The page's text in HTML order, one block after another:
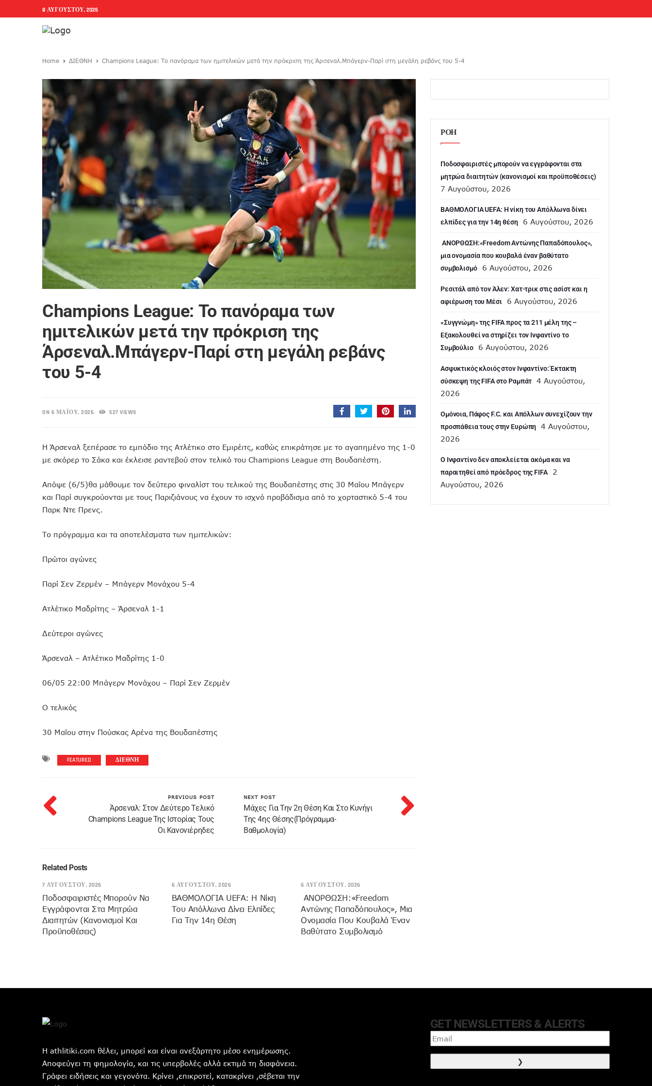
8 ΑΥΓΟΎΣΤΟΥ, 2026
Home ΔΙΕΘΝΗ Champions League: Το πανόραμα των ημιτελικών μετά την πρόκριση της Άρσεναλ.Μπάγερν-Παρί στη μεγάλη ρεβάνς του 5-4
Champions League: Το πανόραμα των
ημιτελικών μετά την πρόκριση της
Άρσεναλ.Μπάγερν-Παρί στη μεγάλη ρεβάνς
του 5-4
ON 6 ΜΑΪ́ΟΥ, 2026 527 VIEWS
Η Άρσεναλ ξεπέρασε το εμπόδιο της Ατλέτικο στο Εμιρέιτς, καθώς επικράτησε με το αγαπημένο της 1-0
με σκόρερ το Σάκα και έκλεισε ραντεβού στον τελικό του Champions League στη Βουδαπέστη.
Απόψε (6/5)θα μάθουμε τον δεύτερο φιναλίστ του τελικού της Βουδαπέστης στις 30 Μαΐου Μπάγερν
και Παρί συγκρούονται με τους Παριζιάνους να έχουν το ισχνό προβάδισμα από το χορταστικό 5-4 του
Παρκ Ντε Πρενς.
Το πρόγραμμα και τα αποτελέσματα των ημιτελικών:
Πρώτοι αγώνες
Παρί Σεν Ζερμέν – Μπάγερν Μονάχου 5-4
Ατλέτικο Μαδρίτης – Άρσεναλ 1-1
Δεύτεροι αγώνες
Άρσεναλ – Ατλέτικο Μαδρίτης 1-0
06/05 22:00 Μπάγερν Μονάχου – Παρί Σεν Ζερμέν
Ο τελικός
30 Μαΐου στην Πούσκας Αρένα της Βουδαπέστης
FEATURED ΔΙΕΘΝΗ
PREVIOUS POST
Άρσεναλ: Στον Δεύτερο Τελικό
Champions League Της Ιστορίας Τους
Οι Κανονιέρηδες
NEXT POST
Mάχες Για Την 2η Θέση Και Στο Κυνήγι
Της 4ης Θέσης(πρόγραμμα-
Βαθμολογία)
Related Posts
7 ΑΥΓΟΎΣΤΟΥ, 2026
Ποδοσφαιριστές Μπορούν Να
Εγγράφονται Στα Μητρώα
Διαιτητών (κανονισμοί Και
Προϋποθέσεις)
6 ΑΥΓΟΎΣΤΟΥ, 2026
ΒΑΘΜΟΛΟΓΙΑ UEFA: Η Νίκη
Του Απόλλωνα Δίνει Ελπίδες
Για Την 14η Θέση
6 ΑΥΓΟΎΣΤΟΥ, 2026
ANOΡΘΩΣΗ:«Freedom
Αντώνης Παπαδόπουλος», Μια
Ονομασία Που Κουβαλά Έναν
Βαθύτατο Συμβολισμό
ΡΟΗ
Ποδοσφαιριστές μπορούν να εγγράφονται στα
μητρώα διαιτητών (κανονισμοί και προϋποθέσεις)
7 Αυγούστου, 2026
ΒΑΘΜΟΛΟΓΙΑ UEFA: Η νίκη του Απόλλωνα δίνει
ελπίδες για την 14η θέση
6 Αυγούστου, 2026
ANOΡΘΩΣΗ:«Freedom Αντώνης Παπαδόπουλος»,
μια ονομασία που κουβαλά έναν βαθύτατο
συμβολισμό
6 Αυγούστου, 2026
Ρεσιτάλ από τον Άλεν: Χατ-τρικ στις ασίστ και η
αφιέρωση του Μέσι
6 Αυγούστου, 2026
«Συγγνώμη» της FIFA προς τα 211 μέλη της –
Εξακολουθεί να στηρίζει τον Ινφαντίνο το
Συμβούλιο
6 Αυγούστου, 2026
Ασφυκτικός κλοιός στον Ινφαντίνο: Έκτακτη
σύσκεψη της FIFA στο Ραμπάτ
4 Αυγούστου,
2026
Ομόνοια, Πάφος F.C. και Απόλλων συνεχίζουν την
προσπάθεια τους στην Ευρώπη
4 Αυγούστου,
2026
Ο Ινφαντίνο δεν αποκλείεται ακόμα και να
παραιτηθεί από πρόεδρος της FIFA
2
Αυγούστου, 2026
Η athlitiki.com θέλει, μπορεί και είναι ανεξάρτητο μέσο ενημέρωσης.
Αποφεύγει τη φημολογία, και τις υπερβολές αλλά εκτιμά τη διαφάνεια.
Γράφει ειδήσεις και γεγονότα. Κρίνει ,επικροτεί, κατακρίνει ,σέβεται την
GET NEWSLETTERS & ALERTS